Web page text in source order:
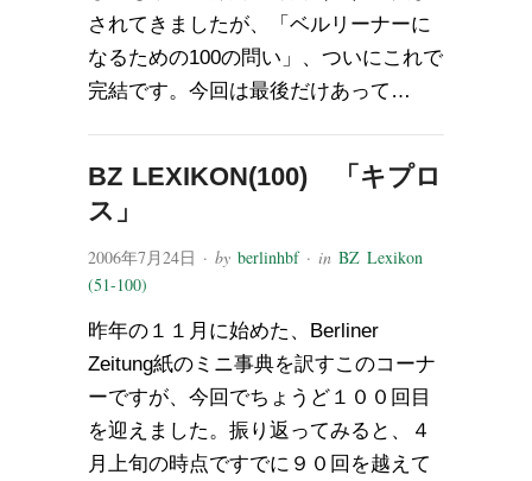
されてきましたが、「ベルリーナーに
なるための100の問い」、ついにこれで
完結です。今回は最後だけあって…
BZ LEXIKON(100) 「キプロ
ス」
2006年7月24日 · by berlinhbf· in BZ Lexikon
(51-100)
昨年の１１月に始めた、Berliner
Zeitung紙のミニ事典を訳すこのコーナ
ーですが、今回でちょうど１００回目
を迎えました。振り返ってみると、４
月上旬の時点ですでに９０回を越えて